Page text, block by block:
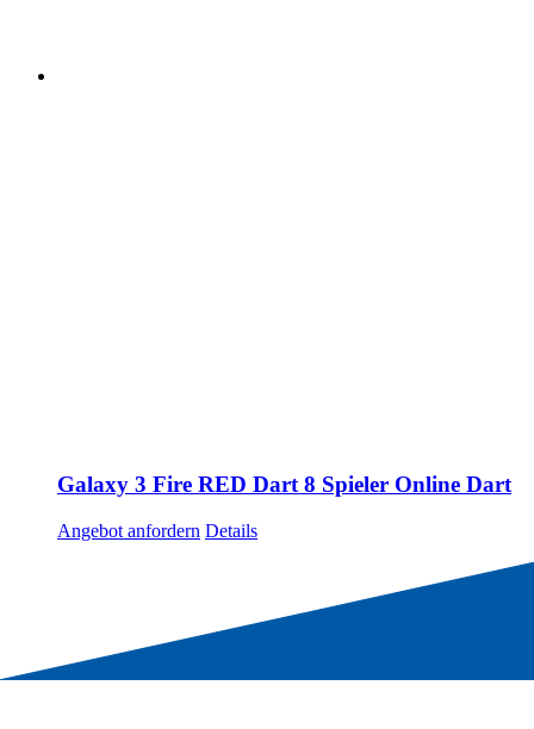
Galaxy 3 Fire RED Dart 8 Spieler Online Dart
Angebot anfordern Details